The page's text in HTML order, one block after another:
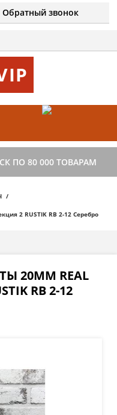
Обратный звонок
ПО 80 000 ТОВАРАМ
2 RUSTIK RB 2-12 Серебро
20ММ REAL
RB 2-12